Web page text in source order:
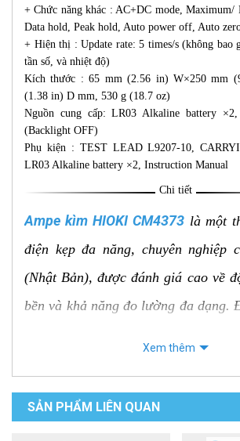
+ Chức năng khác : AC+DC mode, Maximum/
Data hold, Peak hold, Auto power off, Auto
+ Hiện thị : Update rate: 5 times/s (không bao
tần số, và nhiệt độ)
Kích thước : 65 mm (2.56 in) W×250 mm
(1.38 in) D mm, 530 g (18.7 oz)
Nguồn cung cấp: LR03 Alkaline battery
(Backlight OFF)
Phụ kiện : TEST LEAD L9207-10,
LR03 Alkaline battery ×2, Instruction Manual
Chi tiết
Ampe kìm HIOKI CM4373là một
điện kẹp đa năng, chuyên nghiệp
(Nhật Bản), được đánh giá cao về
bền và khả năng đo lường đa dạng.
True RMS. Dưới đây là thông tin
phẩm này:
Xem thêm
SẢN PHẨM LIÊN QUAN